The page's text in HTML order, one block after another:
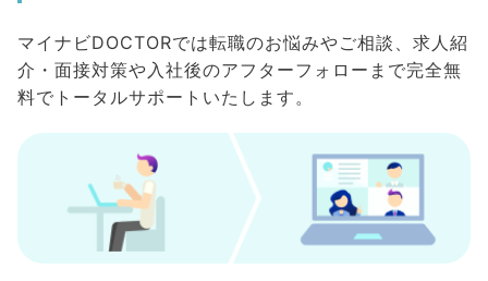
マイナビDOCTORでは転職のお悩みやご相談、求人紹
介・面接対策や入社後のアフターフォローまで完全無
料でトータルサポートいたします。